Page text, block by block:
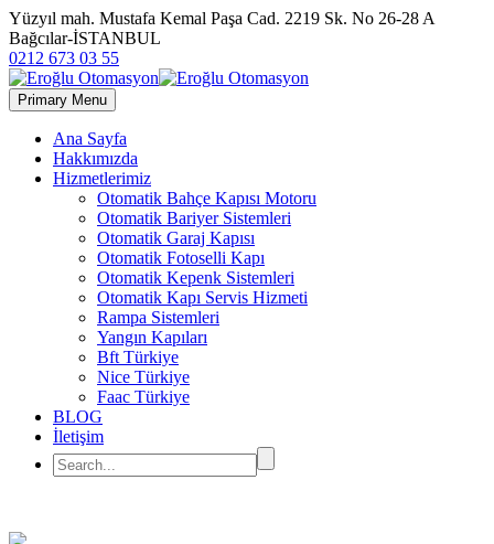
Yüzyıl mah. Mustafa Kemal Paşa Cad. 2219 Sk. No 26-28 A
Bağcılar-İSTANBUL
0212 673 03 55
Primary Menu
Ana Sayfa
Hakkımızda
Hizmetlerimiz
Otomatik Bahçe Kapısı Motoru
Otomatik Bariyer Sistemleri
Otomatik Garaj Kapısı
Otomatik Fotoselli Kapı
Otomatik Kepenk Sistemleri
Otomatik Kapı Servis Hizmeti
Rampa Sistemleri
Yangın Kapıları
Bft Türkiye
Nice Türkiye
Faac Türkiye
BLOG
İletişim